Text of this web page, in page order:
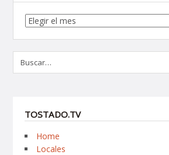
Archivos
TOSTADO.TV
Home
Locales